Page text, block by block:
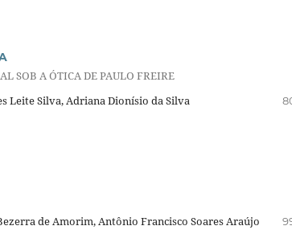
SOB A ÓTICA DE PAULO FREIRE
Leite Silva, Adriana Dionísio da Silva
de Amorim, Antônio Francisco Soares Araújo